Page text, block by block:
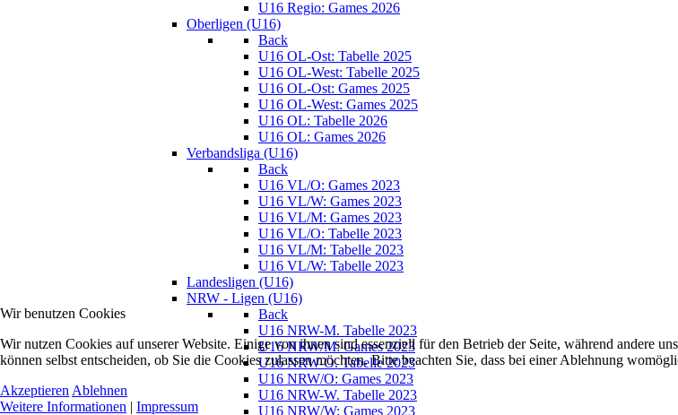
U16 Regio: Games 2026
Oberligen (U16)
Back
U16 OL-Ost: Tabelle 2025
U16 OL-West: Tabelle 2025
U16 OL-Ost: Games 2025
U16 OL-West: Games 2025
U16 OL: Tabelle 2026
U16 OL: Games 2026
Verbandsliga (U16)
Back
U16 VL/O: Games 2023
U16 VL/W: Games 2023
U16 VL/M: Games 2023
U16 VL/O: Tabelle 2023
U16 VL/M: Tabelle 2023
U16 VL/W: Tabelle 2023
Landesligen (U16)
NRW - Ligen (U16)
Back
U16 NRW-M. Tabelle 2023
U16 NRW/M: Games 2023
U16 NRW-O. Tabelle 2023
U16 NRW/O: Games 2023
U16 NRW-W. Tabelle 2023
U16 NRW/W: Games 2023
Wir benutzen Cookies
Wir nutzen Cookies auf unserer Website. Einige von ihnen sind essenziell für den Betrieb der Seite, während andere
können selbst entscheiden, ob Sie die Cookies zulassen möchten. Bitte beachten Sie, dass bei einer Ablehnung
Akzeptieren Ablehnen
Weitere Informationen | Impressum